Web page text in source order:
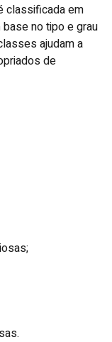
classificada em
no tipo e grau
ajudam a
de